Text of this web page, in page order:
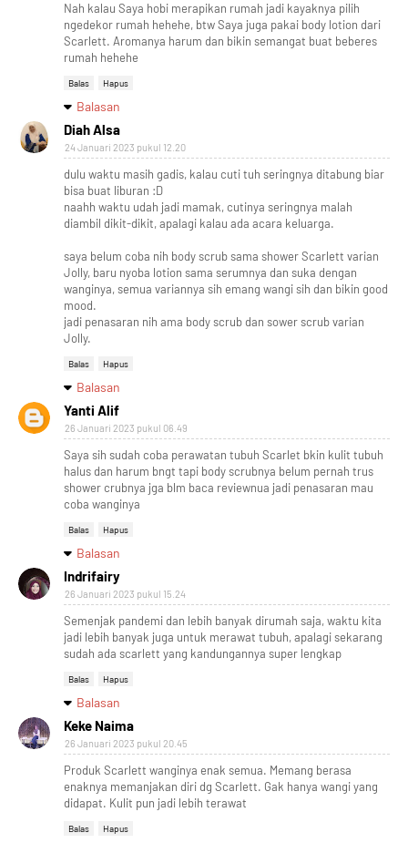
Nah kalau Saya hobi merapikan rumah jadi kayaknya pilih
ngedekor rumah hehehe, btw Saya juga pakai body lotion dari
Scarlett. Aromanya harum dan bikin semangat buat beberes
rumah hehehe
Balas Hapus
Balasan
Diah Alsa
24 Januari 2023 pukul 12.20
dulu waktu masih gadis, kalau cuti tuh seringnya ditabung biar
bisa buat liburan :D
naahh waktu udah jadi mamak, cutinya seringnya malah
diambil dikit-dikit, apalagi kalau ada acara keluarga.
saya belum coba nih body scrub sama shower Scarlett varian
Jolly, baru nyoba lotion sama serumnya dan suka dengan
wanginya, semua variannya sih emang wangi sih dan bikin good
mood.
jadi penasaran nih ama body scrub dan sower scrub varian
Jolly.
Balas Hapus
Balasan
Yanti Alif
26 Januari 2023 pukul 06.49
Saya sih sudah coba perawatan tubuh Scarlet bkin kulit tubuh
halus dan harum bngt tapi body scrubnya belum pernah trus
shower crubnya jga blm baca reviewnua jadi penasaran mau
coba wanginya
Balas Hapus
Balasan
Indrifairy
26 Januari 2023 pukul 15.24
Semenjak pandemi dan lebih banyak dirumah saja, waktu kita
jadi lebih banyak juga untuk merawat tubuh, apalagi sekarang
sudah ada scarlett yang kandungannya super lengkap
Balas Hapus
Balasan
Keke Naima
26 Januari 2023 pukul 20.45
Produk Scarlett wanginya enak semua. Memang berasa
enaknya memanjakan diri dg Scarlett. Gak hanya wangi yang
didapat. Kulit pun jadi lebih terawat
Balas Hapus